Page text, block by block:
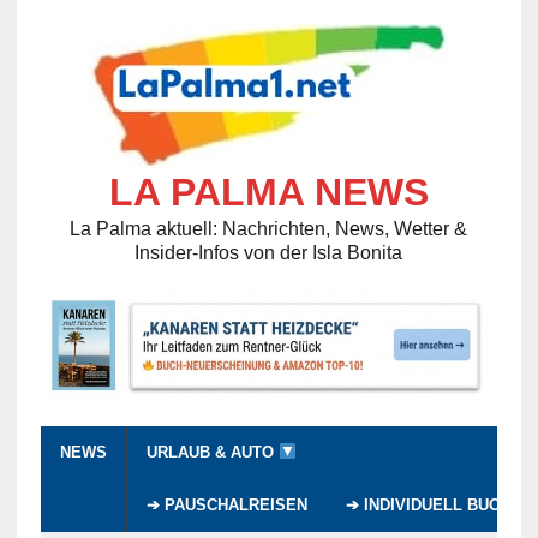
LA PALMA NEWS
La Palma aktuell: Nachrichten, News, Wetter &
Insider-Infos von der Isla Bonita
NEWS URLAUB & AUTO
➔ PAUSCHALREISEN ➔ INDIVIDUELL BUCHEN